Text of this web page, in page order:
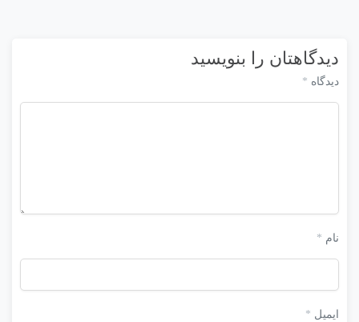
دیدگاهتان را بنویسید
دیدگاه *
نام *
ایمیل *